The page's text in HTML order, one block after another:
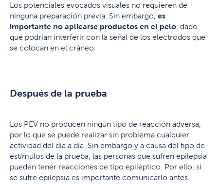
Los potenciales evocados visuales no requieren de
ninguna preparación previa. Sin embargo, es
importante no aplicarse productos en el pelo , dado
que podrían interferir con la señal de los electrodos que
se colocan en el cráneo.
Después de la prueba
Los PEV no producen ningún tipo de reacción adversa,
por lo que se puede realizar sin problema cualquier
actividad del día a día. Sin embargo y a causa del tipo de
estímulos de la prueba, las personas que sufren epilepsia
pueden tener reacciones de tipo epiléptico. Por ello, si
se sufre epilepsia es importante comunicarlo antes.